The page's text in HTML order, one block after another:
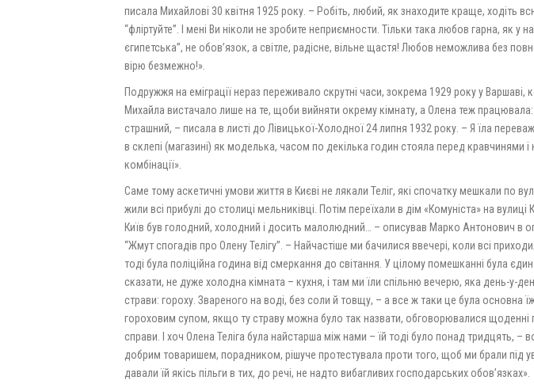
писала Михайлові 30 квітня 1925 року. – Робіть, любий, як знаходите краще, ходіть
“фліртуйте”. І мені Ви ніколи не зробите неприємности. Тільки така любов гарна, як у
єгипетська”, не обов’язок, а світле, радісне, вільне щастя! Любов неможлива без
вірю безмежно!».
Подружжя на еміграції нераз переживало скрутні часи, зокрема 1929 року у Варшаві,
Михайла вистачало лише на те, щоби вийняти окрему кімнату, а Олена теж
страшний, – писала в листі до Лівицької-Холодної 24 липня 1932 року. – Я їла
в склепі (магазині) як моделька, часом по декілька годин стояла перед кравчинями і
комбінації».
Саме тому аскетичні умови життя в Києві не лякали Теліг, які спочатку мешкали по
жили всі прибулі до столиці мельниківці. Потім переїхали в дім «Комуніста» на вулиці
Київ був голодний, холодний і досить малолюдний… – описував Марко Антонович в
“Жмут спогадів про Олену Телігу”. – Найчастіше ми бачилися ввечері, коли всі
тоді була поліційна година від смеркання до світання. У цілому помешканні була
сказати, не дуже холодна кімната – кухня, і там ми їли спільню вечерю, яка день-у-
страви: гороху. Звареного на воді, без соли й товщу, – а все ж таки це була основна
гороховим супом, якщо ту страву можна було так назвати, обговорювалися щоденні
справи. І хоч Олена Теліга була найстарша між нами – їй тоді було понад тридцять, –
добрим товаришем, порадником, рішуче протестувала проти того, щоб ми брали під
давали їй якісь пільги в тих, до речі, не надто вибагливих господарських обов’язках».